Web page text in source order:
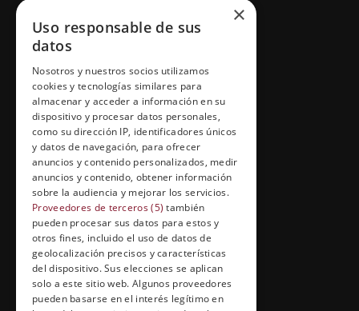
GRUPO ESNECA TV
Inicio
Información Legal
Política de Cookies
FORMACIÓN Y ENTRETENIMIENTO
Formación abierta
Cuídate con Grupo Esneca
Entrevistas profesionales
×
Uso responsable de sus
datos
Nosotros y nuestros socios utilizamos
cookies y tecnologías similares para
almacenar y acceder a información en su
dispositivo y procesar datos personales,
como su dirección IP, identificadores únicos
y datos de navegación, para ofrecer
anuncios y contenido personalizados, medir
anuncios y contenido, obtener información
sobre la audiencia y mejorar los servicios.
Proveedores de terceros (5) también
pueden procesar sus datos para estos y
otros fines, incluido el uso de datos de
geolocalización precisos y características
del dispositivo. Sus elecciones se aplican
solo a este sitio web. Algunos proveedores
pueden basarse en el interés legítimo en